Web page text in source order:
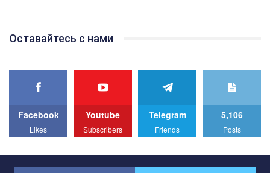
Оставайтесь с нами
Facebook
Likes
Youtube
Subscribers
Telegram
Friends
5,106
Posts